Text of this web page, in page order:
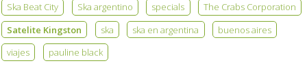
Ska Beat City Ska argentino specials
The Crabs Corporation
Satelite Kingston
ska ska en argentina
buenos aires
viajes
pauline black